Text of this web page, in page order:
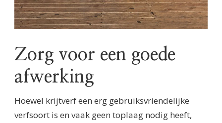
Zorg voor een goede
afwerking
Hoewel krijtverf een erg gebruiksvriendelijke
verfsoort is en vaak geen toplaag nodig heeft,